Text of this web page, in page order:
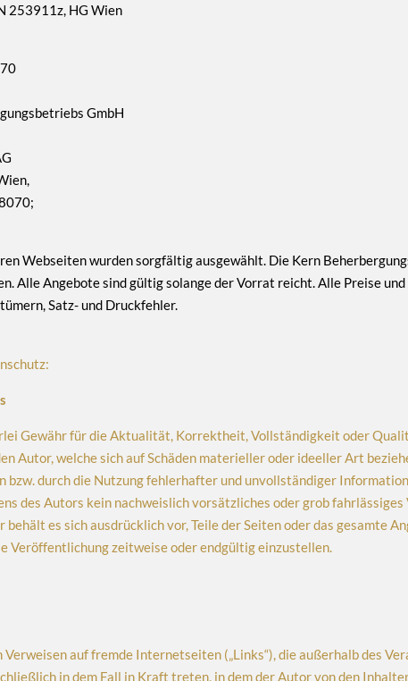
253911z, HG Wien
GmbH
Webseiten wurden sorgfältig ausgewählt. Die Kern
Alle Angebote sind gültig solange der Vorrat reicht. Alle Preise
Satz- und Druckfehler.
Gewähr für die Aktualität, Korrektheit, Vollständigkeit oder
Autor, welche sich auf Schäden materieller oder ideeller Art
bzw. durch die Nutzung fehlerhafter und unvollständiger
des Autors kein nachweislich vorsätzliches oder grob
es sich ausdrücklich vor, Teile der Seiten oder das gesamte
Veröffentlichung zeitweise oder endgültig einzustellen.
auf fremde Internetseiten („Links“), die außerhalb des
in dem Fall in Kraft treten, in dem der Autor von den